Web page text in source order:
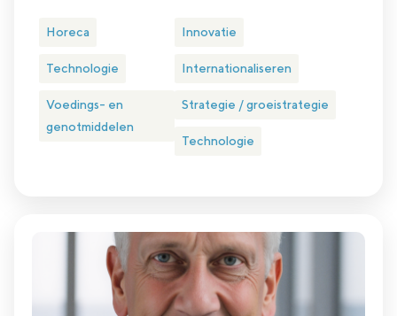
Horeca
Technologie
Voedings- en
genotmiddelen
Innovatie
Internationaliseren
Strategie / groeistrategie
Technologie